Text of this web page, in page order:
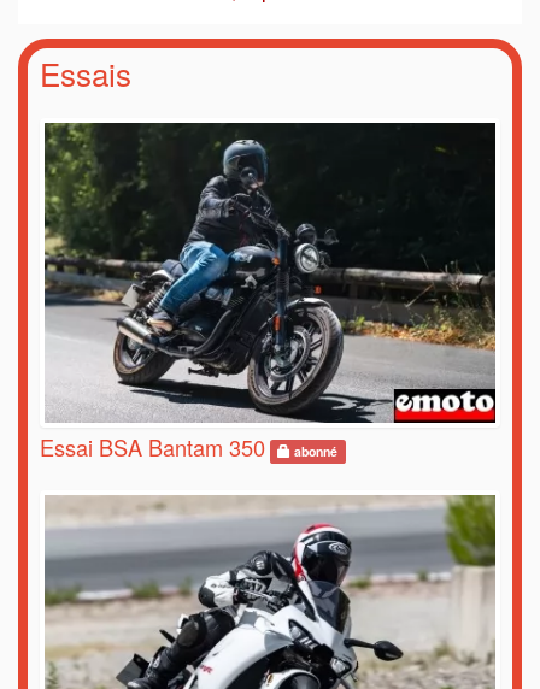
Essais
Essai BSA Bantam 350 abonné